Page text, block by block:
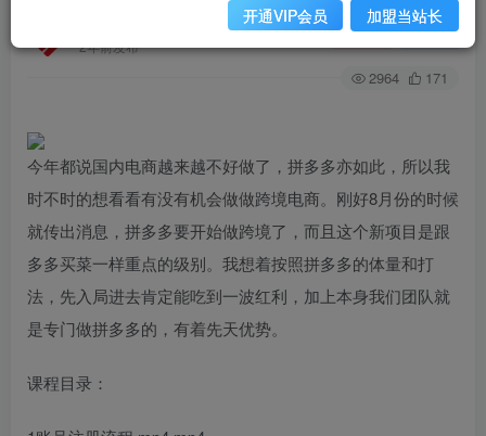
2年前发布
关注 私信
2964 171
今年都说国内电商越来越不好做了，拼多多亦如此，所以我
时不时的想看看有没有机会做做跨境电商。刚好8月份的时候
就传出消息，拼多多要开始做跨境了，而且这个新项目是跟
多多买菜一样重点的级别。我想着按照拼多多的体量和打
法，先入局进去肯定能吃到一波红利，加上本身我们团队就
是专门做拼多多的，有着先天优势。
课程目录：
开通VIP会员 加盟当站长